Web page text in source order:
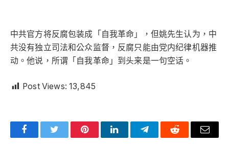
中共官方将反腐包装成「自我革命」，但姚先生认为，中
共没有独立司法和公众监督，反腐只能由党内纪律机器推
动。他说，所谓「自我革命」到头来是一句空话。
Post Views: 13,845
FacebookTwitter PinterestLinkedInTelegramReddit Email